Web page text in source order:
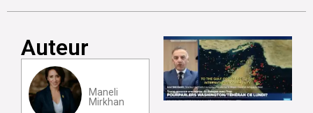
Auteur
Maneli
Mirkhan